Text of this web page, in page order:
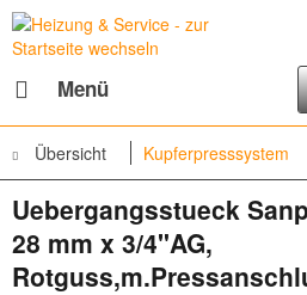
Menü
Übersicht Kupferpresssystem
Uebergangsstueck
28 mm x 3/4"AG,